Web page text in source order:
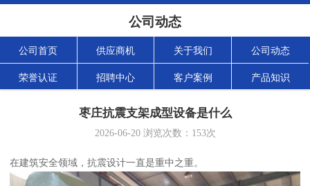
公司动态
公司首页 供应商机 关于我们 公司动态
荣誉认证 招聘中心 客户案例 产品知识
枣庄抗震支架成型设备是什么
2026-06-20浏览次数： 153次
在建筑安全领域，抗震设计一直是重中之重。